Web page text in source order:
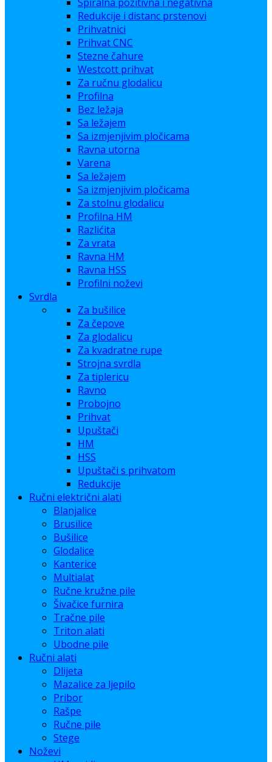
Redukcije i distanc prstenovi
Prihvatnici
Prihvat CNC
Stezne čahure
Westcott prihvat
Za ručnu glodalicu
Profilna
Bez ležaja
Sa ležajem
Sa izmjenjivim pločicama
Ravna utorna
Varena
Sa ležajem
Sa izmjenjivim pločicama
Za stolnu glodalicu
Profilna HM
Razlićita
Za vrata
Ravna HM
Ravna HSS
Profilni noževi
Svrdla
Za bušilice
Za čepove
Za glodalicu
Za kvadratne rupe
Strojna svrdla
Za tiplericu
Ravno
Probojno
Prihvat
Upuštači
HM
HSS
Upuštači s prihvatom
Redukcije
Ručni električni alati
Blanjalice
Brusilice
Bušilice
Glodalice
Kanterice
Multialat
Ručne kružne pile
Šivačice furnira
Tračne pile
Triton alati
Ubodne pile
Ručni alati
Dlijeta
Mazalice za ljepilo
Pribor
Rašpe
Ručne pile
Stege
Noževi